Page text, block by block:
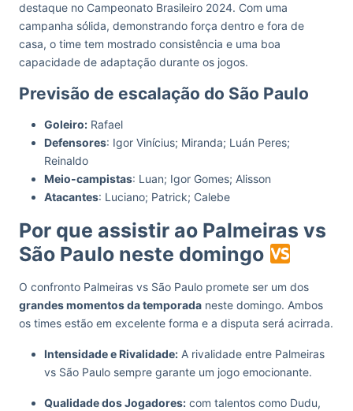
destaque no Campeonato Brasileiro 2024. Com uma
campanha sólida, demonstrando força dentro e fora de
casa, o time tem mostrado consistência e uma boa
capacidade de adaptação durante os jogos.
Previsão de escalação do São Paulo
Goleiro: Rafael
Defensores: Igor Vinícius; Miranda; Luán Peres;
Reinaldo
Meio-campistas: Luan; Igor Gomes; Alisson
Atacantes: Luciano; Patrick; Calebe
Por que assistir ao Palmeiras vs
São Paulo neste domingo
O confronto Palmeiras vs São Paulo promete ser um dos
grandes momentos da temporada neste domingo. Ambos
os times estão em excelente forma e a disputa será acirrada.
Intensidade e Rivalidade: A rivalidade entre Palmeiras
vs São Paulo sempre garante um jogo emocionante.
Qualidade dos Jogadores: com talentos como Dudu,